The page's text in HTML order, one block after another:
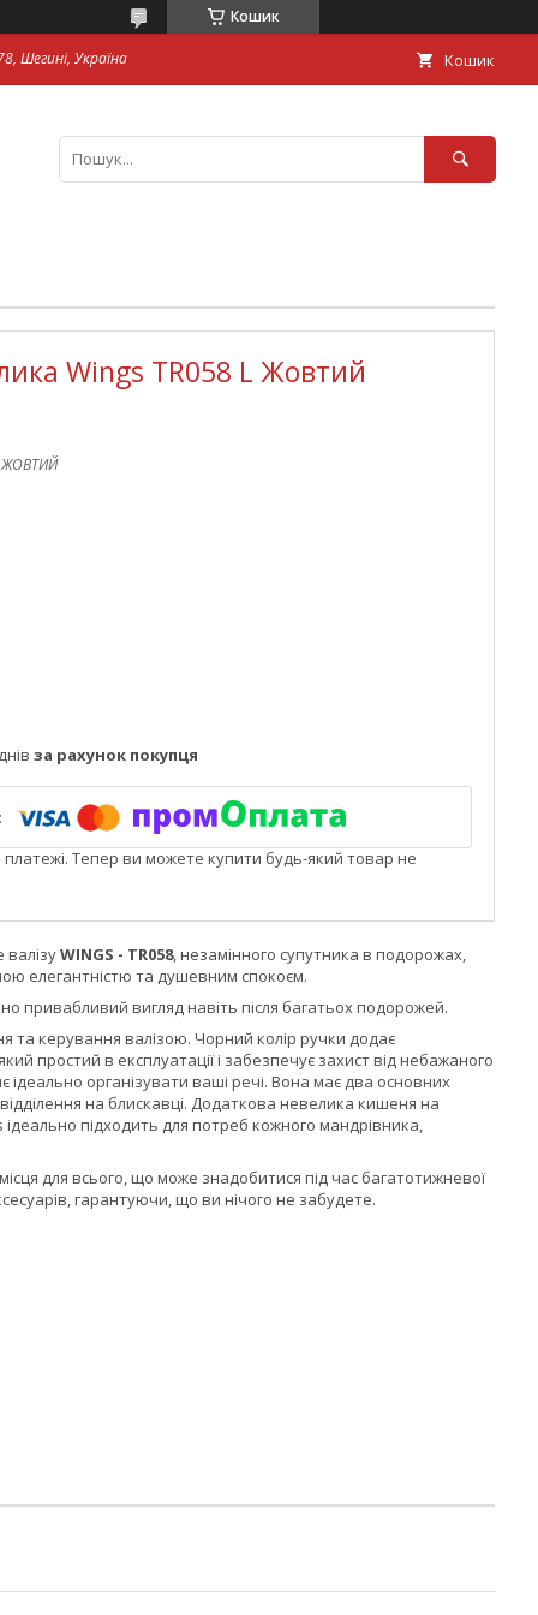
Кошик
Шегині, Україна Кошик
Wings TR058 L Жовтий
за рахунок покупця
платежі. Тепер ви можете купити будь-який товар не
WINGS - TR058, незамінного супутника в подорожах,
елегантністю та душевним спокоєм.
привабливий вигляд навіть після багатьох подорожей.
та керування валізою. Чорний колір ручки додає
простий в експлуатації і забезпечує захист від небажаного
ідеально організувати ваші речі. Вона має два основних
на блискавці. Додаткова невелика кишеня на
ідеально підходить для потреб кожного мандрівника,
для всього, що може знадобитися під час багатотижневої
гарантуючи, що ви нічого не забудете.